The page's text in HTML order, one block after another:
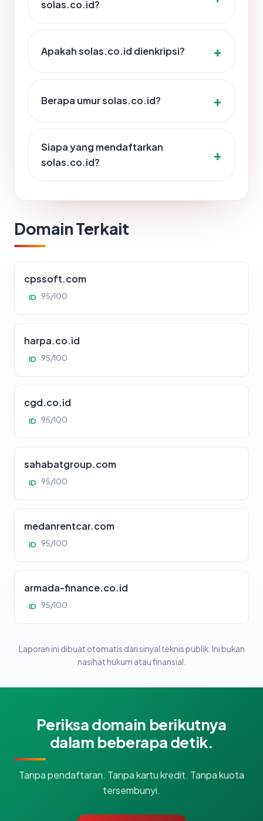
solas.co.id?
Apakah solas.co.id dienkripsi?
Berapa umur solas.co.id?
Siapa yang mendaftarkan
solas.co.id?
Domain Terkait
cpssoft.com
ID 95/100
harpa.co.id
ID 95/100
cgd.co.id
ID 95/100
sahabatgroup.com
ID 95/100
medanrentcar.com
ID 95/100
armada-finance.co.id
ID 95/100
Laporan ini dibuat otomatis dari sinyal teknis publik. Ini bukan
nasihat hukum atau finansial.
Periksa domain berikutnya
dalam beberapa detik.
Tanpa pendaftaran. Tanpa kartu kredit. Tanpa kuota
tersembunyi.